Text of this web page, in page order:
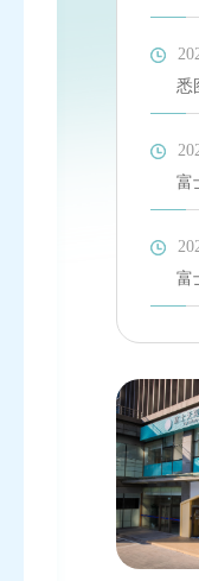
悉
富
富